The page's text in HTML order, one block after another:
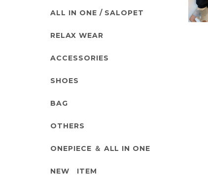
ALL IN ONE / SALOPET
RELAX WEAR
ACCESSORIES
SHOES
BAG
OTHERS
ONEPIECE ＆ ALL IN ONE
NEW ITEM